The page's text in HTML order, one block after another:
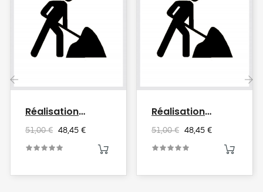
Réalisation
Poteau D'angle...
51,00 € 48,45 €
Réalisation
Poteau D'angle...
51,00 € 48,45 €